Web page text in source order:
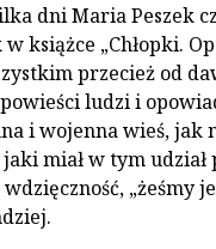
dni Maria Peszek
książce „Chłopki.
przecież od
ludzi i
i wojenna wieś, jak
miał w tym
„żeśmy